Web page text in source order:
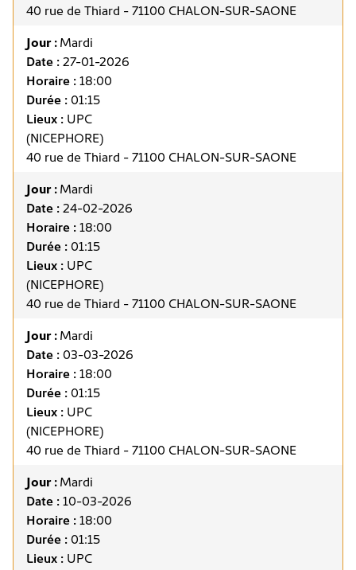
40 rue de Thiard - 71100 CHALON-SUR-SAONE
Jour :Mardi
Date :27-01-2026
Horaire :18:00
Durée :01:15
Lieux : UPC
(NICEPHORE)
40 rue de Thiard - 71100 CHALON-SUR-SAONE
Jour :Mardi
Date :24-02-2026
Horaire :18:00
Durée :01:15
Lieux : UPC
(NICEPHORE)
40 rue de Thiard - 71100 CHALON-SUR-SAONE
Jour :Mardi
Date :03-03-2026
Horaire :18:00
Durée :01:15
Lieux : UPC
(NICEPHORE)
40 rue de Thiard - 71100 CHALON-SUR-SAONE
Jour :Mardi
Date :10-03-2026
Horaire :18:00
Durée :01:15
Lieux : UPC